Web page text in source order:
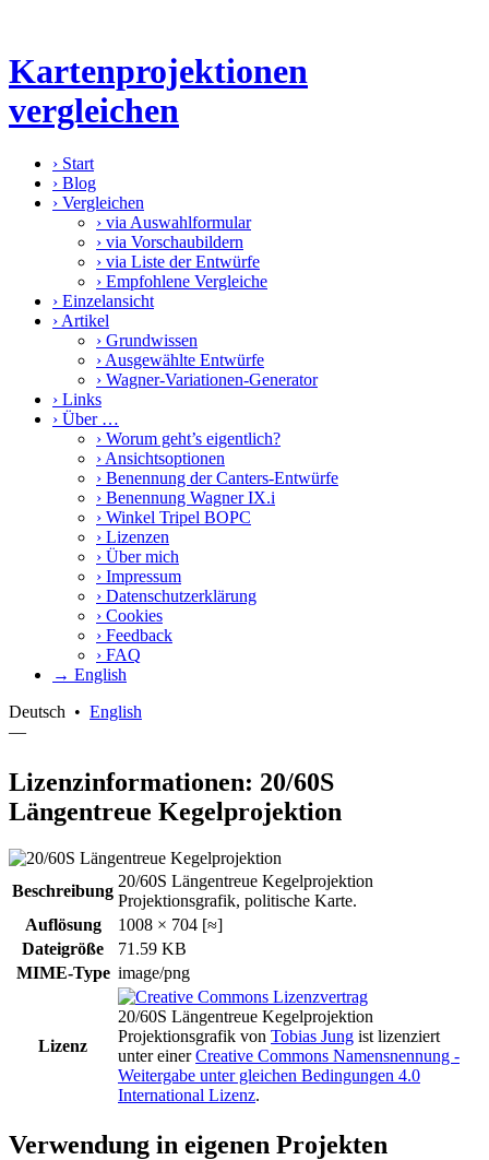
Kartenprojektionen
vergleichen
› Start
› Blog
› Vergleichen
› via Auswahlformular
› via Vorschaubildern
› via Liste der Entwürfe
› Empfohlene Vergleiche
› Einzelansicht
› Artikel
› Grundwissen
› Ausgewählte Entwürfe
› Wagner-Variationen-Generator
› Links
› Über …
› Worum geht’s eigentlich?
› Ansichtsoptionen
› Benennung der Canters-Entwürfe
› Benennung Wagner IX.i
› Winkel Tripel BOPC
› Lizenzen
› Über mich
› Impressum
› Datenschutzerklärung
› Cookies
› Feedback
› FAQ
→ English
Deutsch • English
—
Lizenzinformationen: 20/60S
Längentreue Kegelprojektion
Beschreibung
20/60S Längentreue Kegelprojektion
Projektionsgrafik, politische Karte.
Auflösung
1008 × 704 [≈]
Dateigröße
71.59 KB
MIME-Type image/png
Lizenz
20/60S Längentreue Kegelprojektion
Projektionsgrafik von Tobias Jung ist lizenziert
unter einerCreative Commons Namensnennung -
Weitergabe unter gleichen Bedingungen 4.0
International Lizenz.
Verwendung in eigenen Projekten